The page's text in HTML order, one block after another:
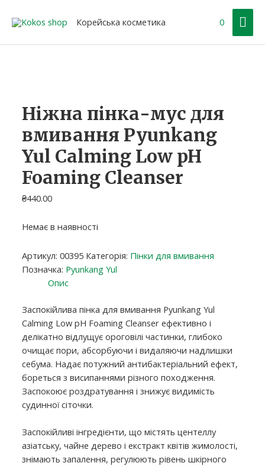
Корейська косметика 0
Ніжна пінка-мус для
вмивання Pyunkang
Yul Calming Low pH
Foaming Cleanser
₴440.00
Немає в наявності
Артикул:00395 Категорія: Пінки для вмивання
Позначка: Pyunkang Yul
Опис
Заспокійлива пінка для вмивання Pyunkang Yul
Calming Low pH Foaming Cleanser ефективно і
делікатно відлущує ороговілі частинки, глибоко
очищає пори, абсорбуючи і видаляючи надлишки
себума. Надає потужний антибактеріальний ефект,
бореться з висипаннями різного походження.
Заспокоює роздратування і знижує видимість
судинної сіточки.
Заспокійливі інгредієнти, що містять центеллу
азіатську, чайне дерево і екстракт квітів жимолості,
знімають запалення, регулюють рівень шкірного